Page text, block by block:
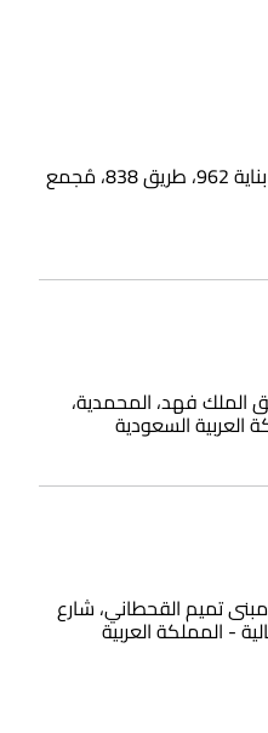
شقة 25، الدور الثاني، بناية 962، طريق 838، مُجمع
8006 طريق الملك فهد، المحمدية،
مبنى تميم القحطاني، شارع
- المملكة العربية